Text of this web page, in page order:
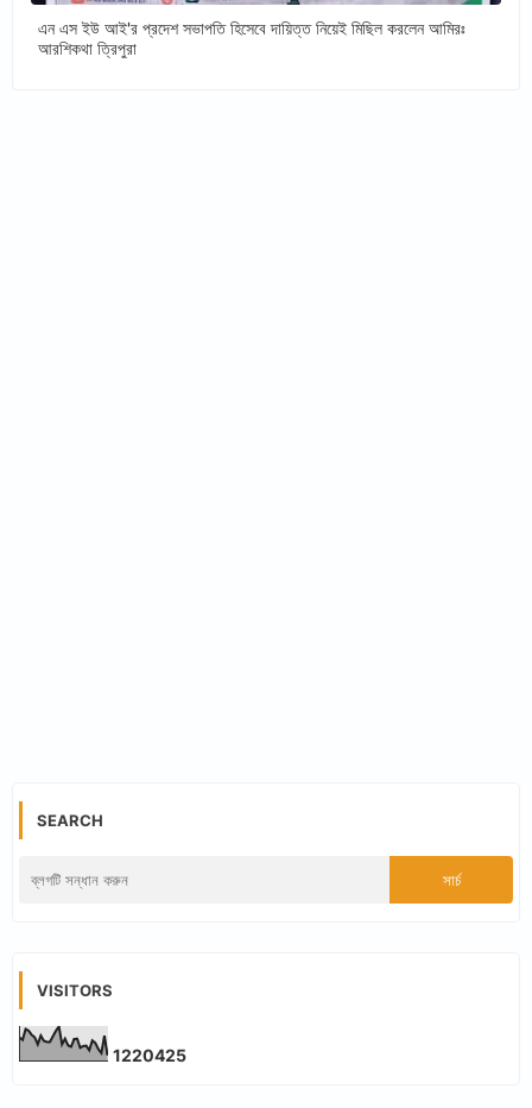
এন এস ইউ আই'র প্রদেশ সভাপতি হিসেবে দায়িত্ত নিয়েই মিছিল করলেন আমিরঃ
আরশিকথা ত্রিপুরা
SEARCH
VISITORS
1220425